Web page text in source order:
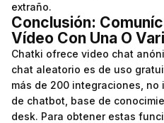
extraño.
Conclusión:
Vídeo Con Una O
Chatki ofrece video chat
chat aleatorio es de uso
más de 200 integraciones,
de chatbot, base de
desk. Para obtener estas